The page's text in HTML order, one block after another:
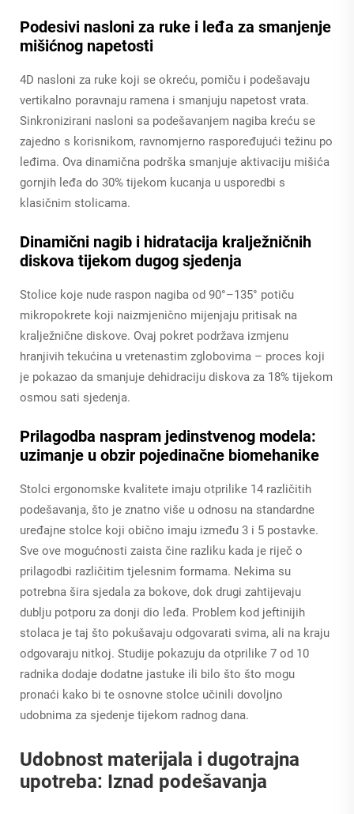
Podesivi nasloni za ruke i leđa za smanjenje
mišićnog napetosti
4D nasloni za ruke koji se okreću, pomiču i podešavaju
vertikalno poravnaju ramena i smanjuju napetost vrata.
Sinkronizirani nasloni sa podešavanjem nagiba kreću se
zajedno s korisnikom, ravnomjerno raspoređujući težinu po
leđima. Ova dinamična podrška smanjuje aktivaciju mišića
gornjih leđa do 30% tijekom kucanja u usporedbi s
klasičnim stolicama.
Dinamični nagib i hidratacija kralježničnih
diskova tijekom dugog sjedenja
Stolice koje nude raspon nagiba od 90°–135° potiču
mikropokrete koji naizmjenično mijenjaju pritisak na
kralježnične diskove. Ovaj pokret podržava izmjenu
hranjivih tekućina u vretenastim zglobovima – proces koji
je pokazao da smanjuje dehidraciju diskova za 18% tijekom
osmou sati sjedenja.
Prilagodba naspram jedinstvenog modela:
uzimanje u obzir pojedinačne biomehanike
Stolci ergonomske kvalitete imaju otprilike 14 različitih
podešavanja, što je znatno više u odnosu na standardne
uređajne stolce koji obično imaju između 3 i 5 postavke.
Sve ove mogućnosti zaista čine razliku kada je riječ o
prilagodbi različitim tjelesnim formama. Nekima su
potrebna šira sjedala za bokove, dok drugi zahtijevaju
dublju potporu za donji dio leđa. Problem kod jeftinijih
stolaca je taj što pokušavaju odgovarati svima, ali na kraju
odgovaraju nitkoj. Studije pokazuju da otprilike 7 od 10
radnika dodaje dodatne jastuke ili bilo što što mogu
pronaći kako bi te osnovne stolce učinili dovoljno
udobnima za sjedenje tijekom radnog dana.
Udobnost materijala i dugotrajna
upotreba: Iznad podešavanja